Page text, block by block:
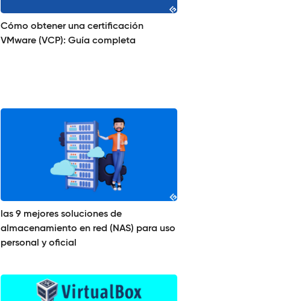
Cómo obtener una certificación
VMware (VCP): Guía completa
las 9 mejores soluciones de
almacenamiento en red (NAS) para uso
personal y oficial